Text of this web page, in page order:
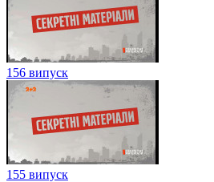
156 випуск
155 випуск